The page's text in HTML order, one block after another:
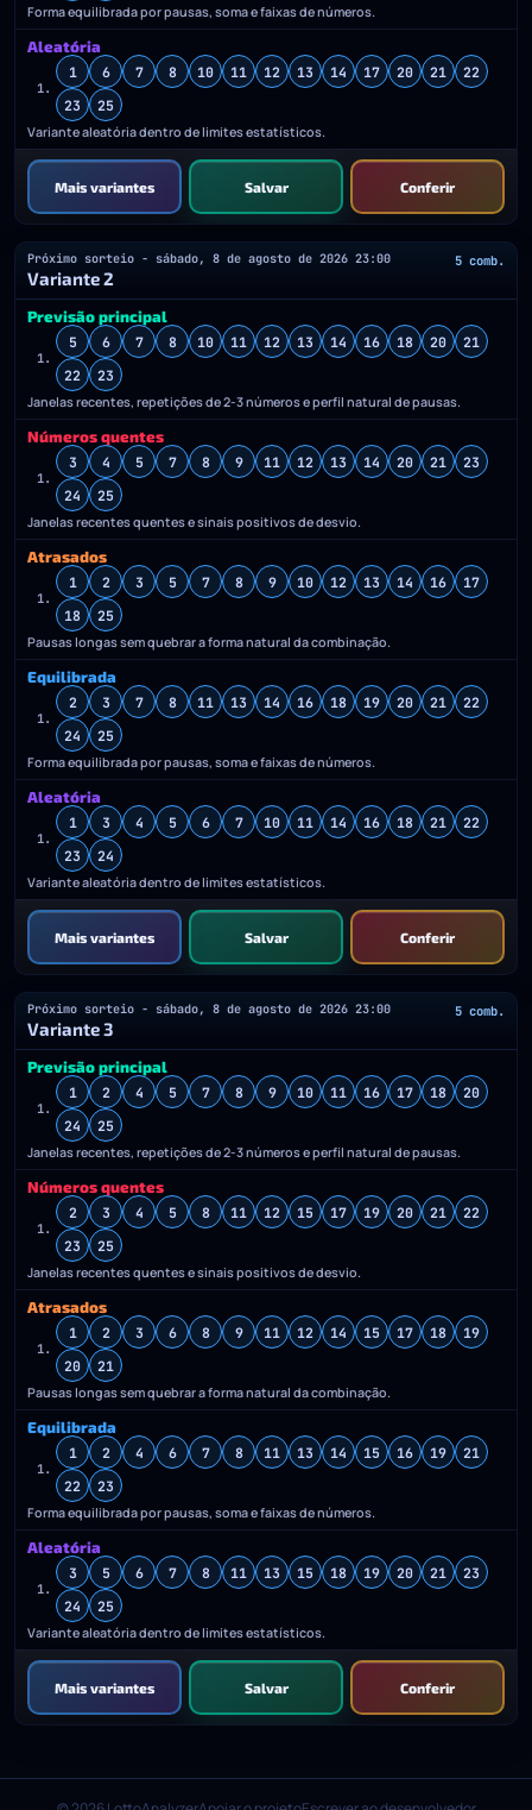
Forma equilibrada por pausas, soma e faixas de números.
Aleatória
1.
1 6 7 8 10 11 12 13 14 17 20 21
22
23
25
Variante aleatória dentro de limites estatísticos.
Mais variantes Salvar Conferir
Próximo sorteio - sábado, 8 de agosto de 2026 23:00
Variante 2
5 comb.
Previsão principal
1.
5 6 7 8 10 11 12 13 14 16 18 20
21
22
23
Janelas recentes, repetições de 2-3 números e perfil natural de pausas.
Números quentes
1.
3 4 5 7 8 9 11 12 13 14 20 21
23
24
25
Janelas recentes quentes e sinais positivos de desvio.
Atrasados
1.
1 2 3 5 7 8 9 10 12 13 14 16
17
18
25
Pausas longas sem quebrar a forma natural da combinação.
Equilibrada
1.
2 3 7 8 11 13 14 16 18 19 20 21
22
24
25
Forma equilibrada por pausas, soma e faixas de números.
Aleatória
1.
1 3 4 5 6 7 10 11 14 16 18 21
22
23
24
Variante aleatória dentro de limites estatísticos.
Mais variantes Salvar Conferir
Próximo sorteio - sábado, 8 de agosto de 2026 23:00
Variante 3
5 comb.
Previsão principal
1.
1 2 4 5 7 8 9 10 11 16 17 18
20
24
25
Janelas recentes, repetições de 2-3 números e perfil natural de pausas.
Números quentes
1.
2 3 4 5 8 11 12 15 17 19 20 21
22
23
25
Janelas recentes quentes e sinais positivos de desvio.
Atrasados
1.
1 2 3 6 8 9 11 12 14 15 17 18
19
20
21
Pausas longas sem quebrar a forma natural da combinação.
Equilibrada
1.
1 2 4 6 7 8 11 13 14 15 16 19
21
22
23
Forma equilibrada por pausas, soma e faixas de números.
Aleatória
1.
3 5 6 7 8 11 13 15 18 19 20 21
23
24
25
Variante aleatória dentro de limites estatísticos.
Mais variantes Salvar Conferir